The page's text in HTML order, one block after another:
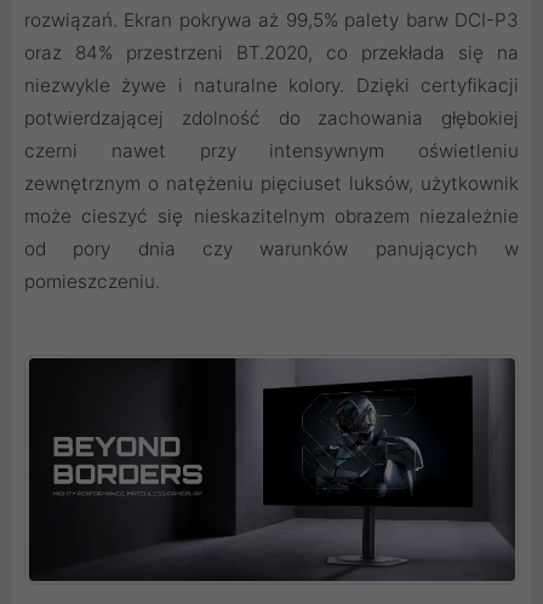
rozwiązań. Ekran pokrywa aż 99,5% palety barw DCI-P3
oraz 84% przestrzeni BT.2020, co przekłada się na
niezwykle żywe i naturalne kolory. Dzięki certyfikacji
potwierdzającej zdolność do zachowania głębokiej
czerni nawet przy intensywnym oświetleniu
zewnętrznym o natężeniu pięciuset luksów, użytkownik
może cieszyć się nieskazitelnym obrazem niezależnie
od pory dnia czy warunków panujących w
pomieszczeniu.